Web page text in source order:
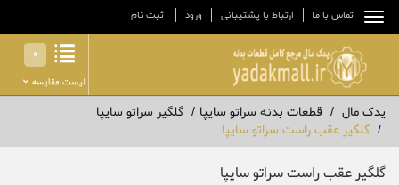
تماس با ما ارتباط با پشتیبانی ورود ثبت نام
0
لیست مقایسه
یدک مال قطعات بدنه سراتو سایپا
گلگیر سراتو سایپا
گلگیر عقب راست سراتو سایپا
گلگیر عقب راست سراتو سایپا